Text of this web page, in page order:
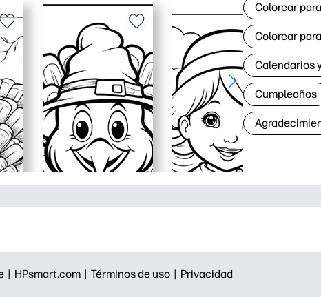
Colorear
Colorear
Calendarios
Cumpleaños
| HPsmart.com | Términos de uso | Privacidad